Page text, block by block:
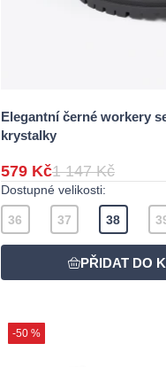
Elegantní černé workery
krystalky
579 Kč1 147 Kč
Dostupné velikosti:
36 37 38
-50 %